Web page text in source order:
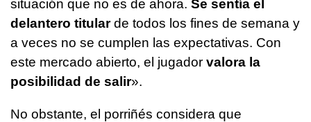
situación que no es de ahora. Se sentía el
delantero titularde todos los fines de semana y
a veces no se cumplen las expectativas. Con
este mercado abierto, el jugador valora la
posibilidad de salir».
No obstante, el porriñés considera que